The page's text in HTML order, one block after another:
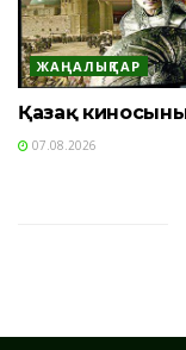
ЖАҢАЛЫҚТАР
Қазақ
07.08.2026